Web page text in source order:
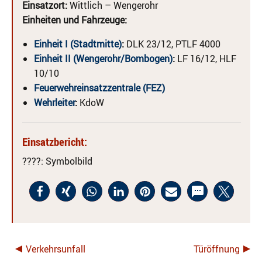
Einsatzort:Wittlich – Wengerohr
Einheiten und Fahrzeuge:
Einheit I (Stadtmitte): DLK 23/12, PTLF 4000
Einheit II (Wengerohr/Bombogen): LF 16/12, HLF
10/10
Feuerwehreinsatzzentrale (FEZ)
Wehrleiter: KdoW
Einsatzbericht:
????: Symbolbild
Verkehrsunfall Türöffnung